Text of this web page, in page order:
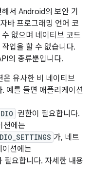
서 Android의 보안 기
바 프로그래밍 언어 코
없으며 네이티브 코드
업을 할 수 없습니다.
의 종류뿐입니다.
유사한 비 네이티브
예를 들면 애플리케이션
권한이 필요합니다.
션에는
가, 네트
이션에는
필요합니다. 자세한 내용